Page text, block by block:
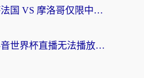
在国外看世界杯法国 VS 摩洛哥仅限中国大陆？别让地域限制拦下你的欢呼
在澳大利亚看抖音世界杯直播无法播放？海外党体育观赛终极指南来了！